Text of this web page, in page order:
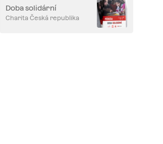
Doba solidární
Charita Česká republika